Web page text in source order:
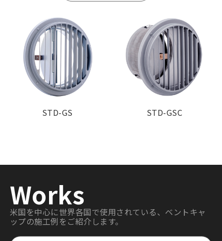
STK125GS-
VM
¥ 3,600 ¥ 700 ¥ 1,800
STD-GS STD-GSC
Works
米国を中心に世界各国で使用されている、ベントキャ
ップの施工例をご紹介します。